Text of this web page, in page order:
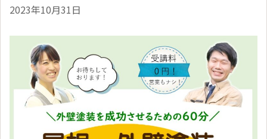
2023年10月31日